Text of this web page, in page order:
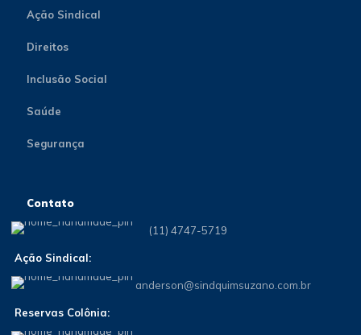
Ação Sindical
Direitos
Inclusão Social
Saúde
Segurança
Contato
(11) 4747-5719
Ação Sindical:
anderson@sindquimsuzano.com.br
Reservas Colônia: